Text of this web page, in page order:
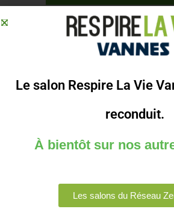
LISTE DES EXPOSANTS
VISITER LE SALON
DEVENIR EXPOSANT
Le salon Respire La Vie
reconduit.
À bientôt sur nos
Les salons du Réseau